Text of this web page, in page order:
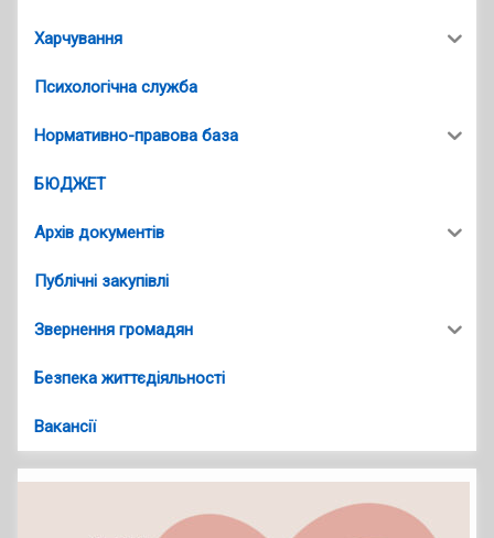
Харчування
Психологічна служба
Нормативно-правова база
БЮДЖЕТ
Архів документів
Публічні закупівлі
Звернення громадян
Безпека життєдіяльності
Вакансії